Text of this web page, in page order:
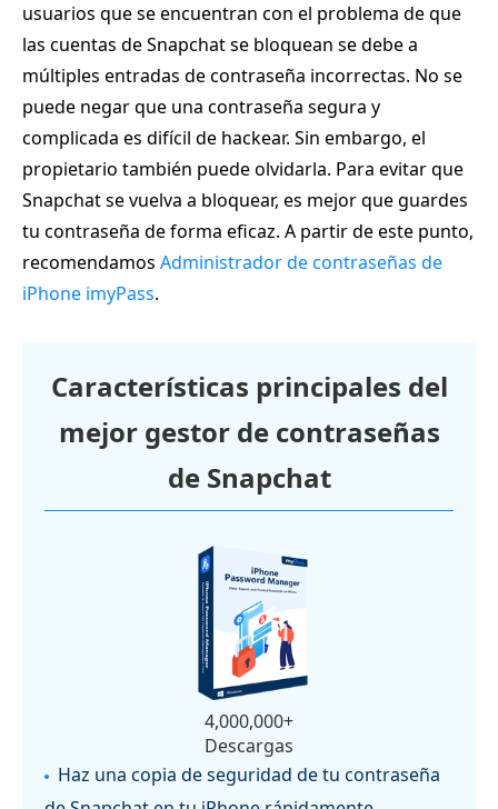
usuarios que se encuentran con el problema de que
las cuentas de Snapchat se bloquean se debe a
múltiples entradas de contraseña incorrectas. No se
puede negar que una contraseña segura y
complicada es difícil de hackear. Sin embargo, el
propietario también puede olvidarla. Para evitar que
Snapchat se vuelva a bloquear, es mejor que guardes
tu contraseña de forma eficaz. A partir de este punto,
recomendamos Administrador de contraseñas de
iPhone imyPass.
Características principales del
mejor gestor de contraseñas
de Snapchat
4,000,000+
Descargas
Haz una copia de seguridad de tu contraseña